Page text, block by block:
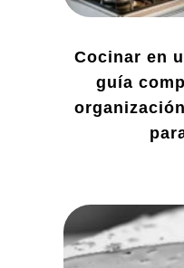
Cocinar en
guía